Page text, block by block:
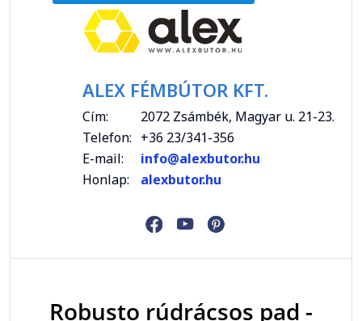
ALEX FÉMBÚTOR KFT.
Cím:
2072 Zsámbék, Magyar u. 21-23.
Telefon: +36 23/341-356
E-mail:
info@alexbutor.hu
Honlap:
alexbutor.hu
Robusto rúdrácsos pad -